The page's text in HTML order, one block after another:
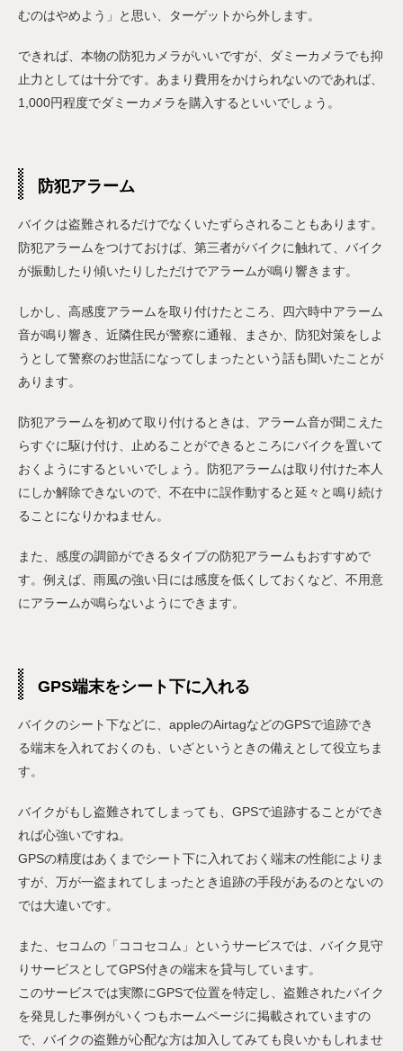
むのはやめよう」と思い、ターゲットから外します。
できれば、本物の防犯カメラがいいですが、ダミーカメラでも抑
止力としては十分です。あまり費用をかけられないのであれば、
1,000円程度でダミーカメラを購入するといいでしょう。
防犯アラーム
バイクは盗難されるだけでなくいたずらされることもあります。
防犯アラームをつけておけば、第三者がバイクに触れて、バイク
が振動したり傾いたりしただけでアラームが鳴り響きます。
しかし、高感度アラームを取り付けたところ、四六時中アラーム
音が鳴り響き、近隣住民が警察に通報、まさか、防犯対策をしよ
うとして警察のお世話になってしまったという話も聞いたことが
あります。
防犯アラームを初めて取り付けるときは、アラーム音が聞こえた
らすぐに駆け付け、止めることができるところにバイクを置いて
おくようにするといいでしょう。防犯アラームは取り付けた本人
にしか解除できないので、不在中に誤作動すると延々と鳴り続け
ることになりかねません。
また、感度の調節ができるタイプの防犯アラームもおすすめで
す。例えば、雨風の強い日には感度を低くしておくなど、不用意
にアラームが鳴らないようにできます。
GPS端末をシート下に入れる
バイクのシート下などに、appleのAirtagなどのGPSで追跡でき
る端末を入れておくのも、いざというときの備えとして役立ちま
す。
バイクがもし盗難されてしまっても、GPSで追跡することができ
れば心強いですね。
GPSの精度はあくまでシート下に入れておく端末の性能によりま
すが、万が一盗まれてしまったとき追跡の手段があるのとないの
では大違いです。
また、セコムの「ココセコム」というサービスでは、バイク見守
りサービスとしてGPS付きの端末を貸与しています。
このサービスでは実際にGPSで位置を特定し、盗難されたバイク
を発見した事例がいくつもホームページに掲載されていますの
で、バイクの盗難が心配な方は加入してみても良いかもしれませ